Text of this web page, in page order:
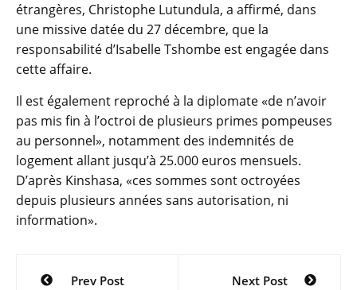
étrangères, Christophe Lutundula, a affirmé, dans
une missive datée du 27 décembre, que la
responsabilité d’Isabelle Tshombe est engagée dans
cette affaire.
Il est également reproché à la diplomate «de n’avoir
pas mis fin à l’octroi de plusieurs primes pompeuses
au personnel», notamment des indemnités de
logement allant jusqu’à 25.000 euros mensuels.
D’après Kinshasa, «ces sommes sont octroyées
depuis plusieurs années sans autorisation, ni
information».
Navigation
Prev Post Next Post